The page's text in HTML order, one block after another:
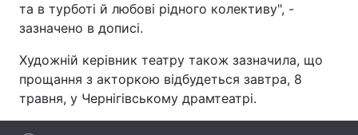
Екологія
Лонгріди
Відео з Youtube Статті
та в турботі й любові рідного колективу", -
зазначено в дописі.
Художній керівник театру також зазначила, що
прощання з акторкою відбудеться завтра, 8
травня, у Чернігівському драмтеатрі.